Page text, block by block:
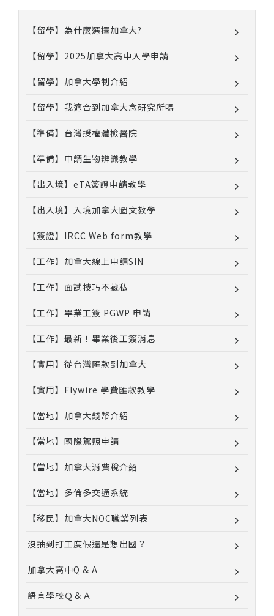
【留學】為什麼選擇加拿大?
【留學】2025加拿大高中入學申請
【留學】加拿大學制介紹
【留學】我適合到加拿大念研究所嗎
【準備】台灣授權體檢醫院
【準備】申請生物辨識教學
【出入境】eTA簽證申請教學
【出入境】入境加拿大圖文教學
【簽證】IRCC Web form教學
【工作】加拿大線上申請SIN
【工作】面試技巧不藏私
【工作】畢業工簽 PGWP 申請
【工作】最新！畢業後工簽消息
【實用】從台灣匯款到加拿大
【實用】Flywire 學費匯款教學
【當地】加拿大錢幣介紹
【當地】國際駕照申請
【當地】加拿大消費稅介紹
【當地】多倫多交通系統
【移民】加拿大NOC職業列表
沒抽到打工度假還是想出國？
加拿大高中Q & A
語言學校Ｑ＆Ａ